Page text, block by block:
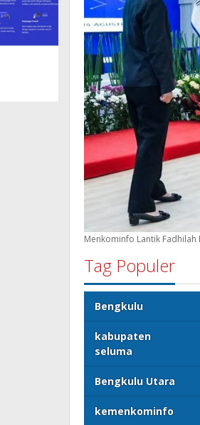
Menkominfo Lantik
Tag Populer
Bengkulu
kabupaten
seluma
Bengkulu Utara
kemenkominfo